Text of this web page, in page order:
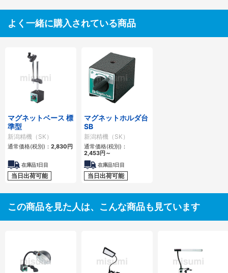
よく一緒に購入されている商品
マグネットベース 標
準型
新潟精機（SK）
通常価格(税別)： 2,830 円
在庫品1日目
当日出荷可能
マグネットホルダ台
SB
新潟精機（SK）
通常価格(税別)：
2,453円 ～
在庫品1日目
当日出荷可能
この商品を見た人は、こんな商品も見ています